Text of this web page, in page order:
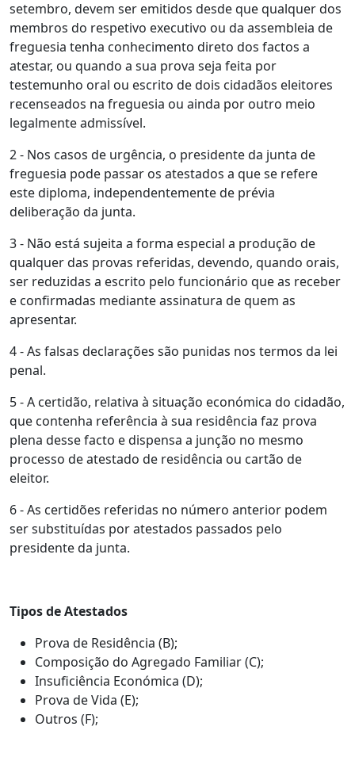
setembro, devem ser emitidos desde que qualquer dos
membros do respetivo executivo ou da assembleia de
freguesia tenha conhecimento direto dos factos a
atestar, ou quando a sua prova seja feita por
testemunho oral ou escrito de dois cidadãos eleitores
recenseados na freguesia ou ainda por outro meio
legalmente admissível.
2 - Nos casos de urgência, o presidente da junta de
freguesia pode passar os atestados a que se refere
este diploma, independentemente de prévia
deliberação da junta.
3 - Não está sujeita a forma especial a produção de
qualquer das provas referidas, devendo, quando orais,
ser reduzidas a escrito pelo funcionário que as receber
e confirmadas mediante assinatura de quem as
apresentar.
4 - As falsas declarações são punidas nos termos da lei
penal.
5 - A certidão, relativa à situação económica do cidadão,
que contenha referência à sua residência faz prova
plena desse facto e dispensa a junção no mesmo
processo de atestado de residência ou cartão de
eleitor.
6 - As certidões referidas no número anterior podem
ser substituídas por atestados passados pelo
presidente da junta.
Tipos de Atestados
Prova de Residência (B);
Composição do Agregado Familiar (C);
Insuficiência Económica (D);
Prova de Vida (E);
Outros (F);